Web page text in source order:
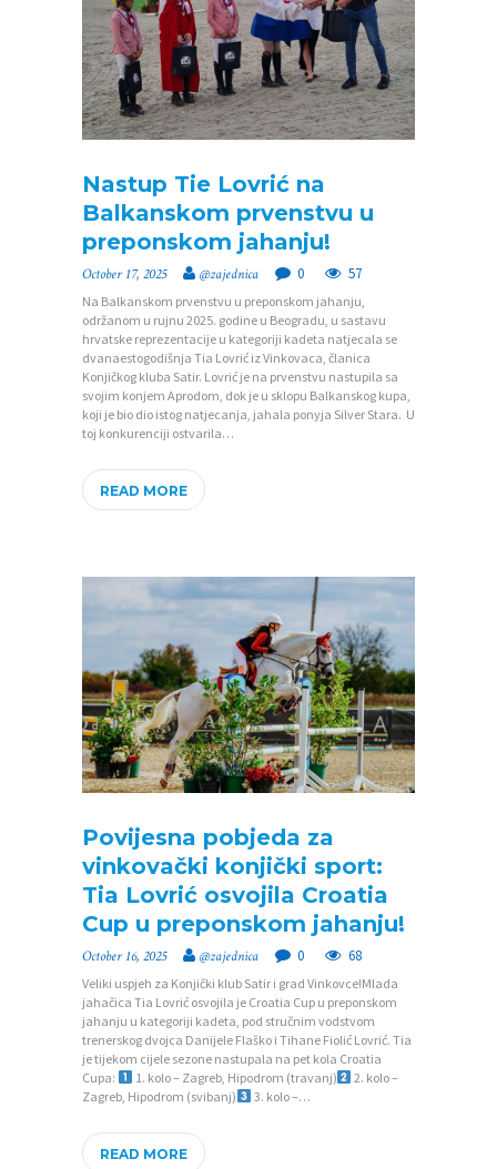
Nastup Tie Lovrić na
Balkanskom prvenstvu u
preponskom jahanju!
October 17, 2025 @zajednica 0 57
Na Balkanskom prvenstvu u preponskom jahanju,
održanom u rujnu 2025. godine u Beogradu, u sastavu
hrvatske reprezentacije u kategoriji kadeta natjecala se
dvanaestogodišnja Tia Lovrić iz Vinkovaca, članica
Konjičkog kluba Satir. Lovrić je na prvenstvu nastupila sa
svojim konjem Aprodom, dok je u sklopu Balkanskog kupa,
koji je bio dio istog natjecanja, jahala ponyja Silver Stara. U
toj konkurenciji ostvarila…
READ MORE
Povijesna pobjeda za
vinkovački konjički sport:
Tia Lovrić osvojila Croatia
Cup u preponskom jahanju!
October 16, 2025 @zajednica 0 68
Veliki uspjeh za Konjički klub Satir i grad Vinkovce!Mlada
jahačica Tia Lovrić osvojila je Croatia Cup u preponskom
jahanju u kategoriji kadeta, pod stručnim vodstvom
trenerskog dvojca Danijele Flaško i Tihane Fiolić Lovrić. Tia
je tijekom cijele sezone nastupala na pet kola Croatia
Cupa:
1. kolo – Zagreb, Hipodrom (travanj)
2. kolo –
Zagreb, Hipodrom (svibanj)
3. kolo –…
READ MORE